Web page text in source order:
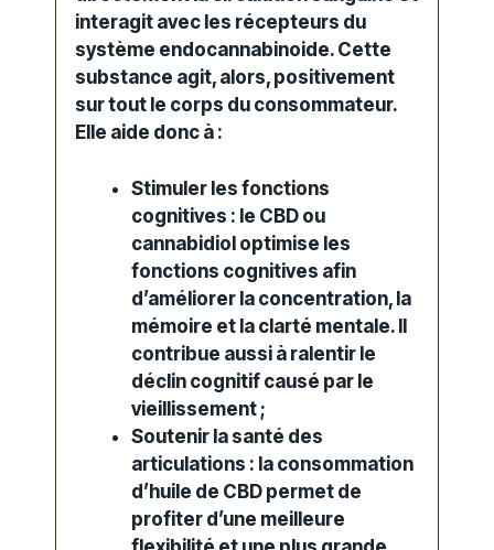
interagit avec les récepteurs du
système endocannabinoide. Cette
substance agit, alors, positivement
sur tout le corps du consommateur.
Elle aide donc à :
Stimuler les fonctions
cognitives : le CBD ou
cannabidiol optimise les
fonctions cognitives afin
d’améliorer la concentration, la
mémoire et la clarté mentale. Il
contribue aussi à ralentir le
déclin cognitif causé par le
vieillissement ;
Soutenir la santé des
articulations : la consommation
d’huile de CBD permet de
profiter d’une meilleure